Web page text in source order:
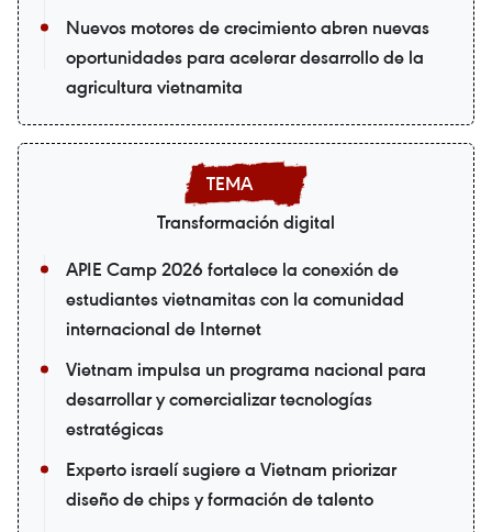
Nuevos motores de crecimiento abren nuevas
oportunidades para acelerar desarrollo de la
agricultura vietnamita
Transformación digital
APIE Camp 2026 fortalece la conexión de
estudiantes vietnamitas con la comunidad
internacional de Internet
Vietnam impulsa un programa nacional para
desarrollar y comercializar tecnologías
estratégicas
Experto israelí sugiere a Vietnam priorizar
diseño de chips y formación de talento